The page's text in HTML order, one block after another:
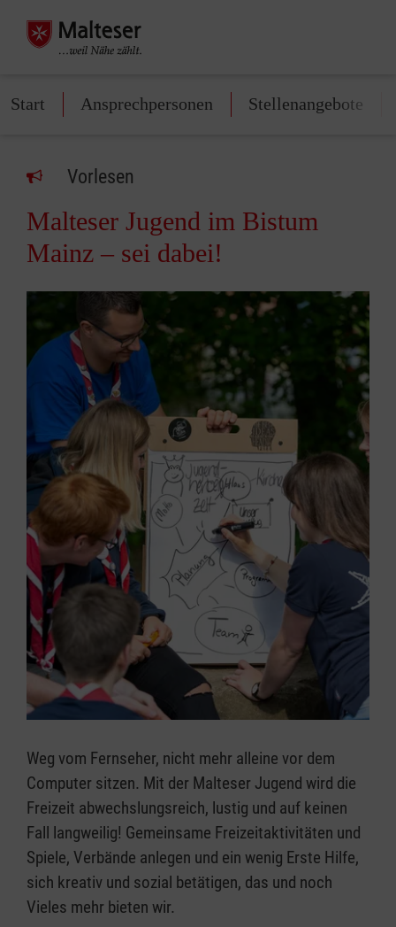
Start Ansprechpersonen Stellenangebote
Vorlesen
Malteser Jugend im Bistum
Mainz – sei dabei!
Weg vom Fernseher, nicht mehr alleine vor dem
Computer sitzen. Mit der Malteser Jugend wird die
Freizeit abwechslungsreich, lustig und auf keinen
Fall langweilig! Gemeinsame Freizeitaktivitäten und
Spiele, Verbände anlegen und ein wenig Erste Hilfe,
sich kreativ und sozial betätigen, das und noch
Vieles mehr bieten wir.